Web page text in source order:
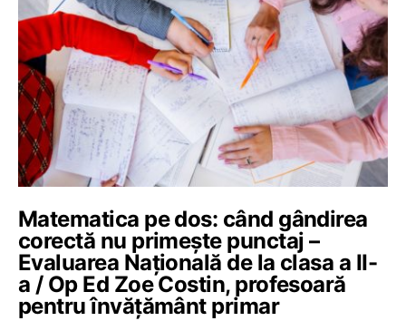
Matematica pe dos: când gândirea
corectă nu primește punctaj –
Evaluarea Națională de la clasa a II-
a / Op Ed Zoe Costin, profesoară
pentru învățământ primar